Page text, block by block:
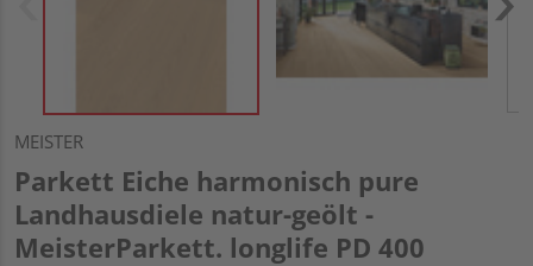
MEISTER
Parkett Eiche harmonisch pure
Landhausdiele natur-geölt -
MeisterParkett. longlife PD 400